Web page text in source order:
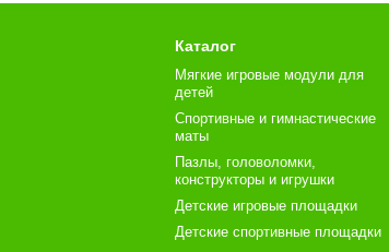
Каталог
Мягкие игровые модули для
детей
Спортивные и гимнастические
маты
Пазлы, головоломки,
конструкторы и игрушки
Детские игровые площадки
Детские спортивные площадки